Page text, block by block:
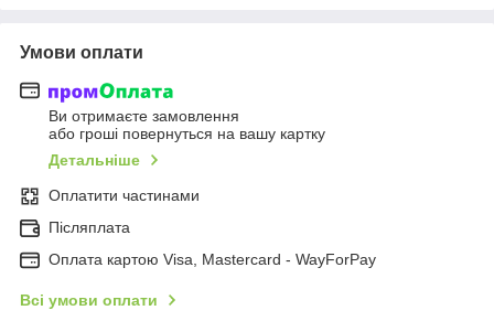
Умови оплати
Ви отримаєте замовлення
або гроші повернуться на вашу картку
Детальніше
Оплатити частинами
Післяплата
Оплата картою Visa, Mastercard - WayForPay
Всі умови оплати